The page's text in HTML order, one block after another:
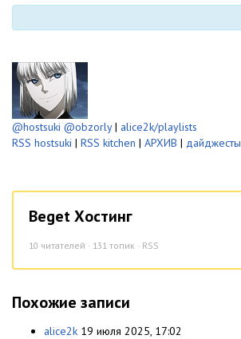
@hostsuki @obzorly| alice2k/playlists
RSS hostsuki | RSS kitchen | АРХИВ | дайджесты
Beget Хостинг
10 читателей · 131 топик · RSS
Похожие записи
alice2k 19 июля 2025, 17:02